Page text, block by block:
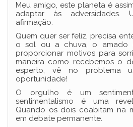
Meu amigo, este planeta é
adaptar às adversidades.
afirmação.
Quem quer ser feliz, precisa
o sol ou a chuva, o amado
proporcionar motivos para
maneira como recebemos o
esperto, vê no problema
oportunidade!
O orgulho é um
sentimentalismo é uma
Quando os dois coabitam na
em debate permanente.